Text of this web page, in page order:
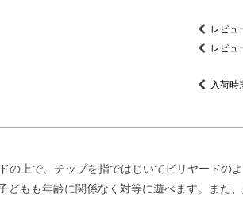
レビュ
レビュ
入荷時
の上で、チップを指ではじいてビリヤードの
どもも年齢に関係なく対等に遊べます。また